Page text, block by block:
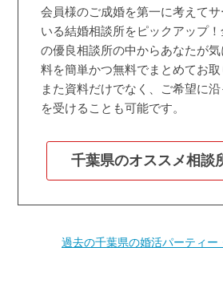
会員様のご成婚を第一に考えて
いる結婚相談所をピックアップ
の優良相談所の中からあなたが
料を簡単かつ無料でまとめてお取
また資料だけでなく、ご希望に
を受けることも可能です。
千葉県のオススメ相談
過去の千葉県の婚活パーティー